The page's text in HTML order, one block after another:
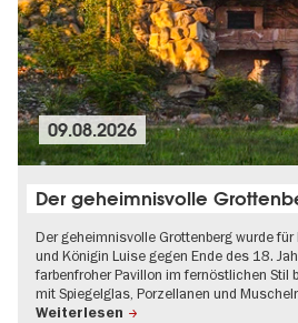
09.08.2026
Der geheimnisvolle
Der geheimnisvolle Grottenberg wurde für
und Königin Luise gegen Ende des 18.
farbenfroher Pavillon im fernöstlichen Stil
mit Spiegelglas, Porzellanen und
Weiterlesen